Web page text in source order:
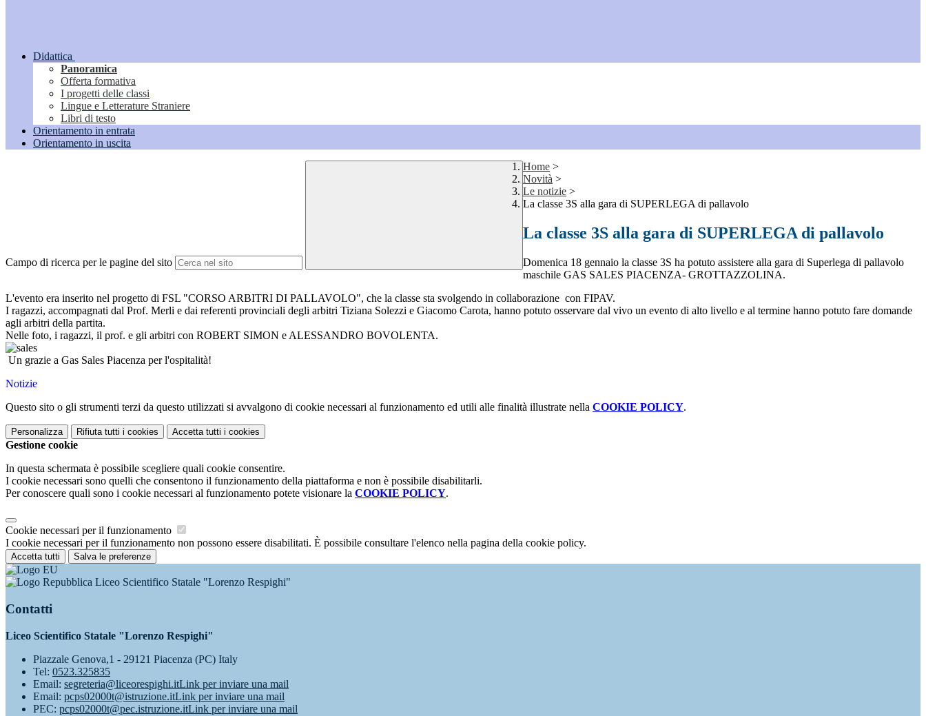
Didattica
Panoramica
Offerta formativa
I progetti delle classi
Lingue e Letterature Straniere
Libri di testo
Orientamento in entrata
Orientamento in uscita
Campo di ricerca per le pagine del sito
Home >
Novità >
Le notizie >
La classe 3S alla gara di SUPERLEGA di pallavolo
La classe 3S alla gara di SUPERLEGA di pallavolo
Domenica 18 gennaio la classe 3S ha potuto assistere alla gara di Superlega di pallavolo
maschile GAS SALES PIACENZA- GROTTAZZOLINA.
L'evento era inserito nel progetto di FSL "CORSO ARBITRI DI PALLAVOLO", che la classe sta svolgendo in collaborazione con FIPAV.
I ragazzi, accompagnati dal Prof. Merli e dai referenti provinciali degli arbitri Tiziana Solezzi e Giacomo Carota, hanno potuto osservare dal vivo un evento di alto livello e al termine hanno potuto fare domande
agli arbitri della partita.
Nelle foto, i ragazzi, il prof. e gli arbitri con ROBERT SIMON e ALESSANDRO BOVOLENTA.
Un grazie a Gas Sales Piacenza per l'ospitalità!
Notizie
Questo sito o gli strumenti terzi da questo utilizzati si avvalgono di cookie necessari al funzionamento ed utili alle finalità illustrate nella COOKIE POLICY.
Personalizza Rifiuta tutti i cookies Accetta tutti i cookies
Gestione cookie
In questa schermata è possibile scegliere quali cookie consentire.
I cookie necessari sono quelli che consentono il funzionamento della piattaforma e non è possibile disabilitarli.
Per conoscere quali sono i cookie necessari al funzionamento potete visionare la COOKIE POLICY.
Cookie necessari per il funzionamento
I cookie necessari per il funzionamento non possono essere disabilitati. È possibile consultare l'elenco nella pagina della cookie policy.
Accetta tutti Salva le preferenze
Liceo Scientifico Statale "Lorenzo Respighi"
Contatti
Liceo Scientifico Statale "Lorenzo Respighi"
Piazzale Genova,1 - 29121 Piacenza (PC) Italy
Tel: 0523.325835
Email: segreteria@liceorespighi.itLink per inviare una mail
Email: pcps02000t@istruzione.itLink per inviare una mail
PEC: pcps02000t@pec.istruzione.itLink per inviare una mail